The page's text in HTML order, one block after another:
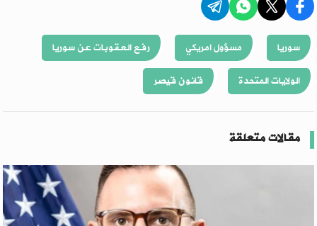
سوريا مسؤول امريكي
رفع العقوبات عن سوريا
الولايات المتحدة
قانون قيصر
مقالات متعلقة